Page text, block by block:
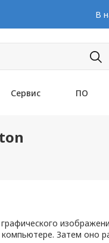
В
Сервис ПО
Затем оно